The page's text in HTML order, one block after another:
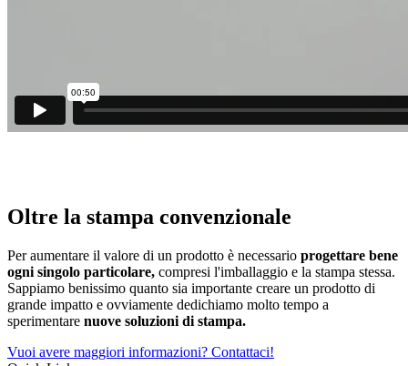
Oltre la stampa convenzionale
Per aumentare il valore di un prodotto è necessario progettare bene
ogni singolo particolare, compresi l'imballaggio e la stampa stessa.
Sappiamo benissimo quanto sia importante creare un prodotto di
grande impatto e ovviamente dedichiamo molto tempo a
sperimentare nuove soluzioni di stampa.
Vuoi avere maggiori informazioni? Contattaci!